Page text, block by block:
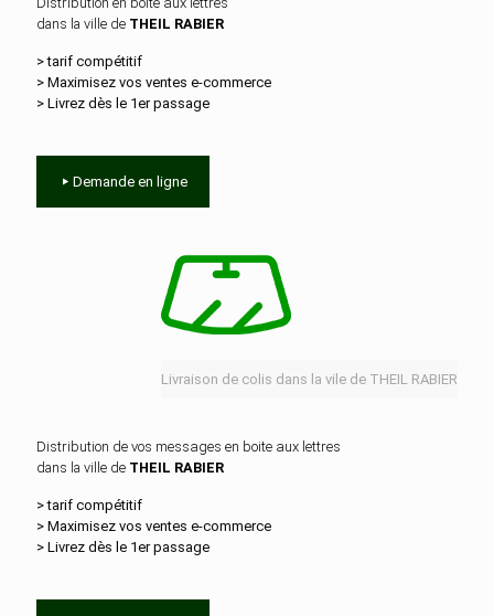
dans la ville de THEIL RABIER
> tarif compétitif
> Maximisez vos ventes e‑commerce
> Livrez dès le 1er passage
Demande en ligne
Livraison de colis dans la vile de THEIL RABIER
Distribution de vos messages en boite aux lettres
dans la ville de THEIL RABIER
> tarif compétitif
> Maximisez vos ventes e‑commerce
> Livrez dès le 1er passage